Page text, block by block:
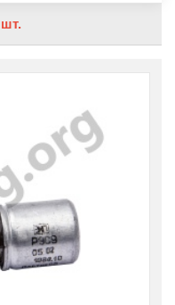
шт